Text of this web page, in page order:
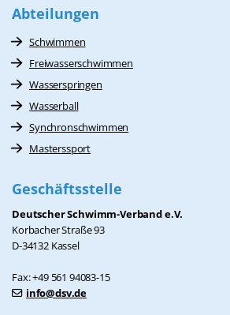
Abteilungen
Schwimmen
Freiwasserschwimmen
Wasserspringen
Wasserball
Synchronschwimmen
Masterssport
Geschäftsstelle
Deutscher Schwimm-Verband e.V.
Korbacher Straße 93
D-34132 Kassel
Fax: +49 561 94083-15
info@dsv.de